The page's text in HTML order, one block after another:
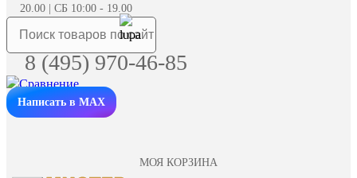
20.00 | СБ 10:00 - 19.00
8 (495) 970-46-85
Написать в MAX
МОЯ КОРЗИНА